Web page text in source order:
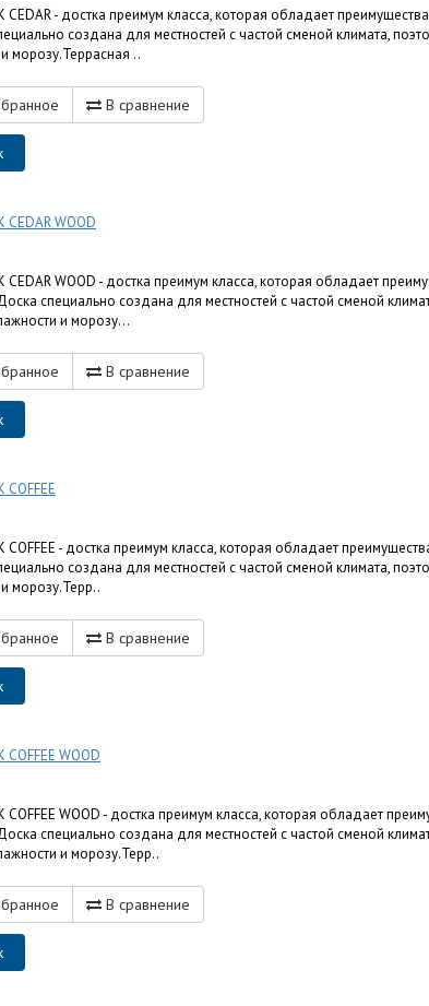
CEDAR - достка преимум класса, которая обладает
создана для местностей с частой сменой климата,
морозу.Террасная ..
В сравнение
CEDAR WOOD
CEDAR WOOD - достка преимум класса, которая обладает
специально создана для местностей с частой сменой
и морозу...
В сравнение
COFFEE - достка преимум класса, которая обладает
создана для местностей с частой сменой климата,
морозу.Терр..
В сравнение
WOOD
COFFEE WOOD - достка преимум класса, которая обладает
специально создана для местностей с частой сменой
и морозу.Терр..
В сравнение